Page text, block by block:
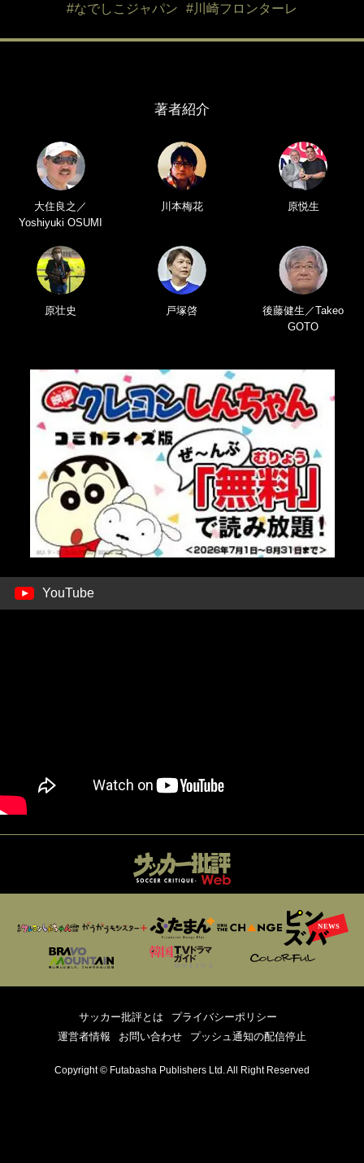
#なでしこジャパン
#川崎フロンターレ
著者紹介
大住良之／
Yoshiyuki OSUMI
川本梅花 原悦生
原壮史 戸塚啓
後藤健生／Takeo
GOTO
YouTube
サッカー批評とは
プライバシーポリシー
運営者情報
お問い合わせ プッシュ通知の配信停止
Copyright © Futabasha Publishers Ltd. All Right Reserved